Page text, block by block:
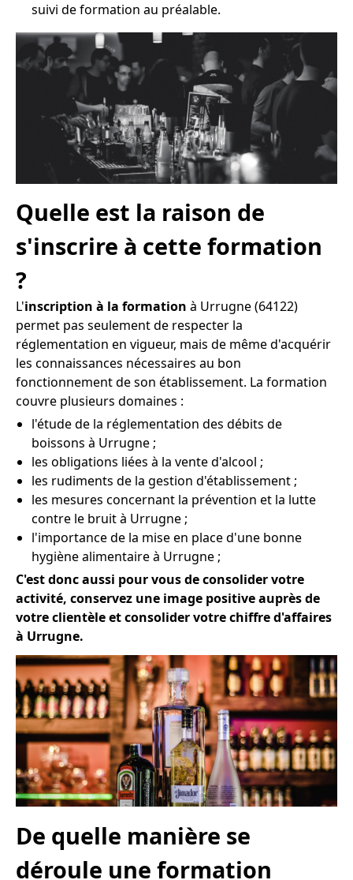
suivi de formation au préalable.
Quelle est la raison de
s'inscrire à cette formation
?
L'inscription à la formation à Urrugne (64122)
permet pas seulement de respecter la
réglementation en vigueur, mais de même d'acquérir
les connaissances nécessaires au bon
fonctionnement de son établissement. La formation
couvre plusieurs domaines :
l'étude de la réglementation des débits de
boissons à Urrugne ;
les obligations liées à la vente d'alcool ;
les rudiments de la gestion d'établissement ;
les mesures concernant la prévention et la lutte
contre le bruit à Urrugne ;
l'importance de la mise en place d'une bonne
hygiène alimentaire à Urrugne ;
C'est donc aussi pour vous de consolider votre
activité, conservez une image positive auprès de
votre clientèle et consolider votre chiffre d'affaires
à Urrugne.
De quelle manière se
déroule une formation